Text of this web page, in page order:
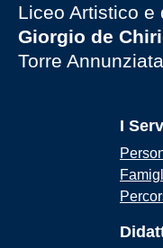
Liceo Artistico e
Giorgio de
Torre
I